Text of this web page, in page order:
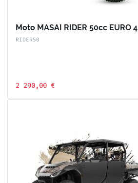
Moto MASAI RIDER 50cc EURO 4
RIDER50
2 290,00 €